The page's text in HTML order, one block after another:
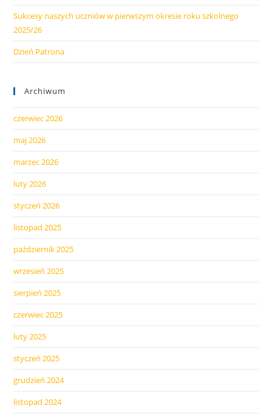
Sukcesy naszych uczniów w pierwszym okresie roku szkolnego
2025/26
Dzień Patrona
Archiwum
czerwiec 2026
maj 2026
marzec 2026
luty 2026
styczeń 2026
listopad 2025
październik 2025
wrzesień 2025
sierpień 2025
czerwiec 2025
luty 2025
styczeń 2025
grudzień 2024
listopad 2024